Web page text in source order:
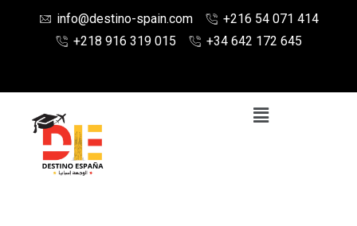
info@destino-spain.com
+216 54 071 414
+218 916 319 015
+34 642 172 645